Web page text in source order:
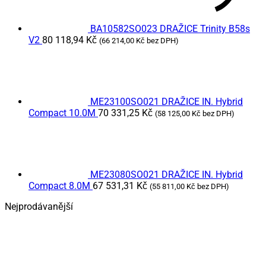
BA10582SO023 DRAŽICE Trinity B58s
V2 80 118,94 Kč (66 214,00 Kč bez DPH)
ME23100SO021 DRAŽICE IN. Hybrid
Compact 10.0M 70 331,25 Kč (58 125,00 Kč bez DPH)
ME23080SO021 DRAŽICE IN. Hybrid
Compact 8.0M 67 531,31 Kč (55 811,00 Kč bez DPH)
Nejprodávanější